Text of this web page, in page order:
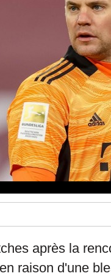
après la
raison d'une